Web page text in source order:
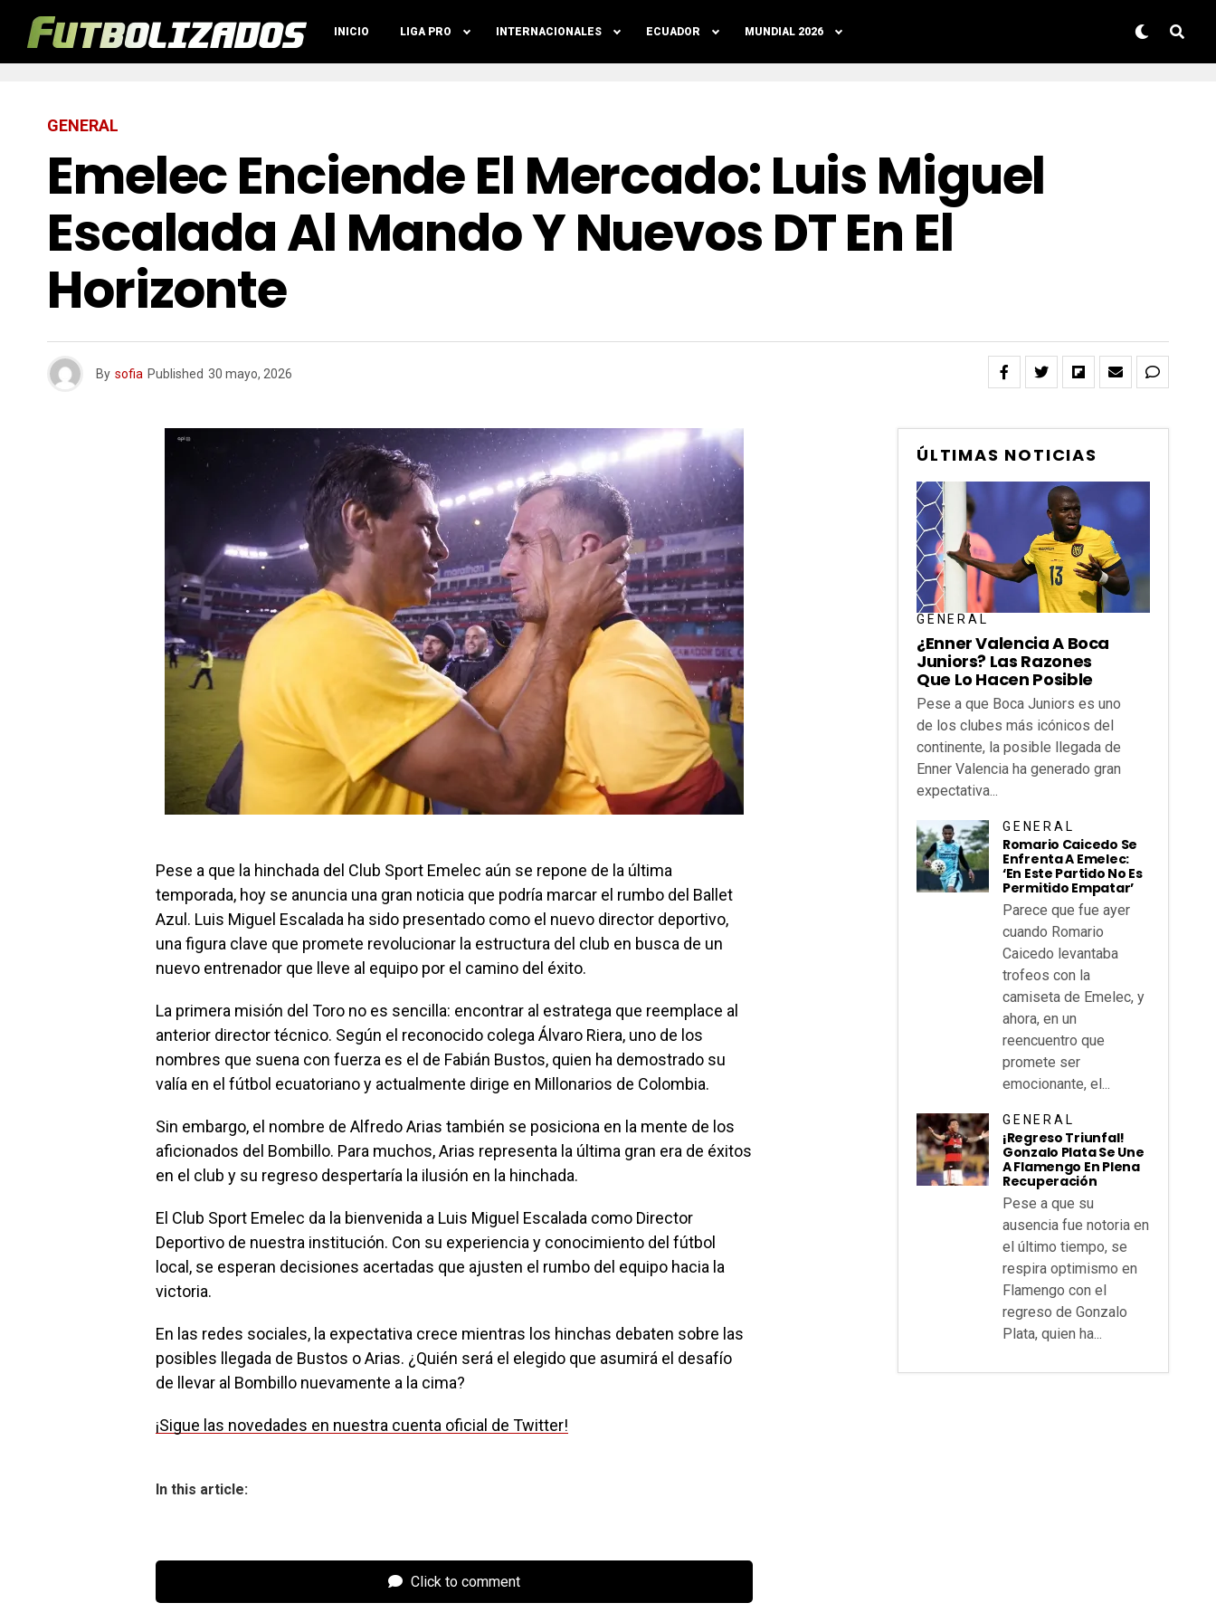
INICIO LIGA PRO INTERNACIONALES ECUADOR MUNDIAL 2026
GENERAL
Emelec Enciende El Mercado: Luis Miguel
Escalada Al Mando Y Nuevos DT En El
Horizonte
By sofia Published 30 mayo, 2026
Pese a que la hinchada del Club Sport Emelec aún se repone de la última
temporada, hoy se anuncia una gran noticia que podría marcar el rumbo del Ballet
Azul. Luis Miguel Escalada ha sido presentado como el nuevo director deportivo,
una figura clave que promete revolucionar la estructura del club en busca de un
nuevo entrenador que lleve al equipo por el camino del éxito.
La primera misión del Toro no es sencilla: encontrar al estratega que reemplace al
anterior director técnico. Según el reconocido colega Álvaro Riera, uno de los
nombres que suena con fuerza es el de Fabián Bustos, quien ha demostrado su
valía en el fútbol ecuatoriano y actualmente dirige en Millonarios de Colombia.
Sin embargo, el nombre de Alfredo Arias también se posiciona en la mente de los
aficionados del Bombillo. Para muchos, Arias representa la última gran era de éxitos
en el club y su regreso despertaría la ilusión en la hinchada.
El Club Sport Emelec da la bienvenida a Luis Miguel Escalada como Director
Deportivo de nuestra institución. Con su experiencia y conocimiento del fútbol
local, se esperan decisiones acertadas que ajusten el rumbo del equipo hacia la
victoria.
En las redes sociales, la expectativa crece mientras los hinchas debaten sobre las
posibles llegada de Bustos o Arias. ¿Quién será el elegido que asumirá el desafío
de llevar al Bombillo nuevamente a la cima?
¡Sigue las novedades en nuestra cuenta oficial de Twitter!
In this article:
Click to comment
ÚLTIMAS NOTICIAS
GENERAL
¿Enner Valencia A Boca
Juniors? Las Razones
Que Lo Hacen Posible
Pese a que Boca Juniors es uno
de los clubes más icónicos del
continente, la posible llegada de
Enner Valencia ha generado gran
expectativa...
GENERAL
Romario Caicedo Se
Enfrenta A Emelec:
‘En Este Partido No Es
Permitido Empatar’
Parece que fue ayer
cuando Romario
Caicedo levantaba
trofeos con la
camiseta de Emelec, y
ahora, en un
reencuentro que
promete ser
emocionante, el...
GENERAL
¡Regreso Triunfal!
Gonzalo Plata Se Une
A Flamengo En Plena
Recuperación
Pese a que su
ausencia fue notoria en
el último tiempo, se
respira optimismo en
Flamengo con el
regreso de Gonzalo
Plata, quien ha...